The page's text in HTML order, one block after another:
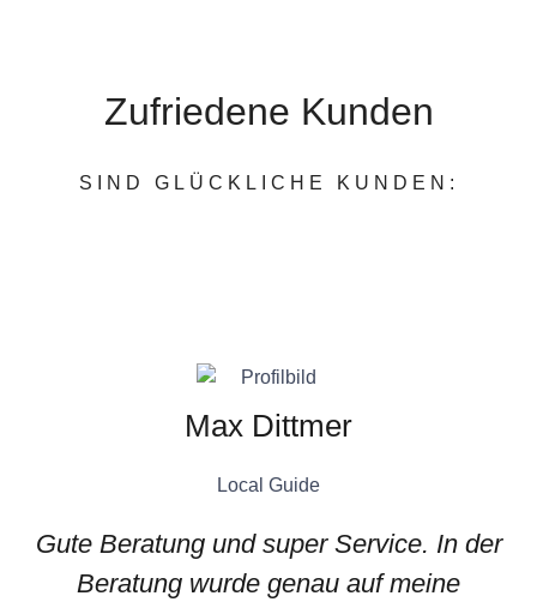
Zufriedene Kunden
SIND GLÜCKLICHE KUNDEN:
Max Dittmer
Local Guide
Gute Beratung und super Service. In der
Beratung wurde genau auf meine